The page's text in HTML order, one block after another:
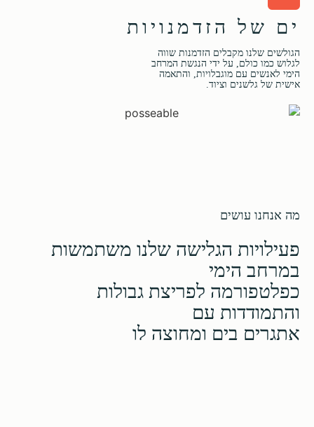
ים של הזדמנויות
הגולשים שלנו מקבלים הזדמנות שווה
לגלוש כמו כולם, על ידי הנגשת המרחב
הימי לאנשים עם מוגבלויות, והתאמה
אישית של גלשנים וציוד.
מה אנחנו עושים
פעילויות הגלישה שלנו משתמשות
במרחב הימי
כפלטפורמה לפריצת גבולות
והתמודדות עם
אתגרים בים ומחוצה לו